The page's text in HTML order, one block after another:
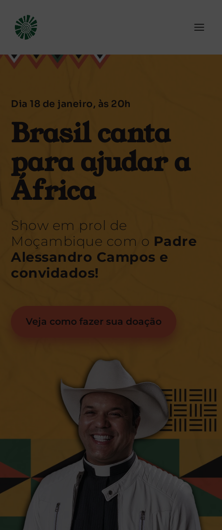
Dia 18 de janeiro, às 20h
Brasil canta
para ajudar a
África
Show em prol de
Moçambique com o Padre
Alessandro Campos e
convidados!
Veja como fazer sua doação